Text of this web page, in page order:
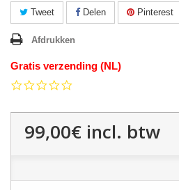
Tweet Delen Pinterest
Afdrukken
Gratis verzending (NL)
99,00€ incl. btw